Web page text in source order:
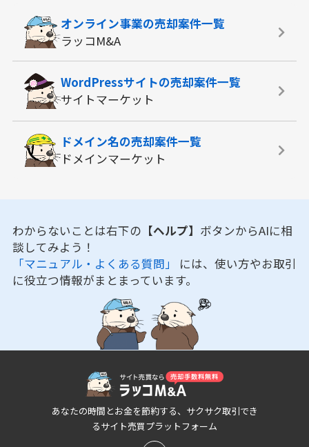
オンライン事業の売却案件一覧
ラッコM&A
WordPressサイトの売却案件一覧
サイトマーケット
ドメイン名の売却案件一覧
ドメインマーケット
わからないことは右下の 【ヘルプ】 ボタンからAIに相
談してみよう！
「マニュアル・よくある質問」 には、使い方やお取引
に役立つ情報がまとまっています。
あなたの時間とお金を節約する、サクサク取引でき
るサイト売買プラットフォーム